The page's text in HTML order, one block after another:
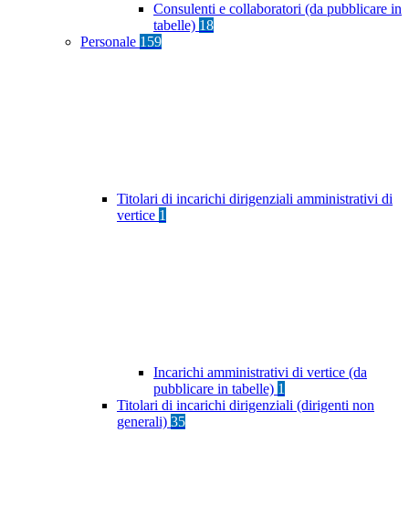
Consulenti e collaboratori (da pubblicare in
tabelle) 18
Personale 159
Titolari di incarichi dirigenziali amministrativi di
vertice 1
Incarichi amministrativi di vertice (da
pubblicare in tabelle) 1
Titolari di incarichi dirigenziali (dirigenti non
generali) 35